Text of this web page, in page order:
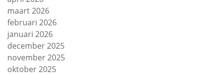
maart 2026
februari 2026
januari 2026
december 2025
november 2025
oktober 2025